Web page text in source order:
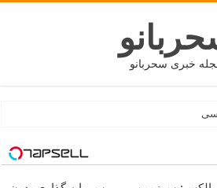
خبری سحربانو
و دخترانه کوتاه و بلند